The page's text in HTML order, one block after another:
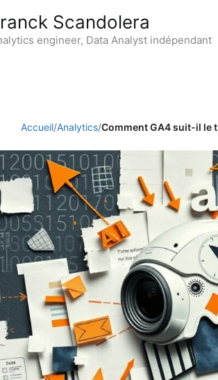
Scandolera
engineer, Data Analyst indépendant
Accueil/Analytics/Comment GA4 suit-il le